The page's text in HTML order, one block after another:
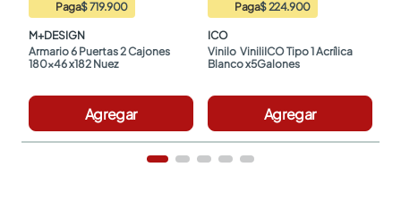
Paga$ 719.900
M+DESIGN
Armario 6 Puertas 2 Cajones
180x46 x182 Nuez
Agregar
Paga$ 224.900
ICO
Vinilo  ViniliICO Tipo 1 Acrílica
Blanco x5Galones
Agregar